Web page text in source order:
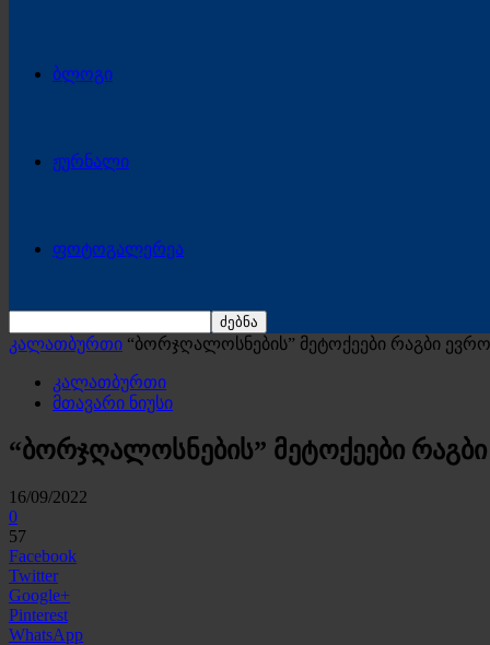
ბლოგი
ჟურნალი
ფოტოგალერეა
კალათბურთი “ბორჯღალოსნების” მეტოქეები რაგბი
კალათბურთი
მთავარი ნიუსი
“ბორჯღალოსნების” მეტოქეები
16/09/2022
0
57
Facebook
Twitter
Google+
Pinterest
WhatsApp